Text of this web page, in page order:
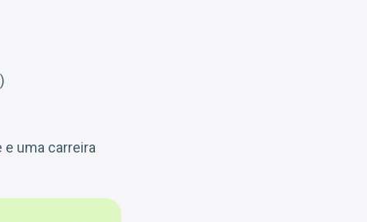
e uma carreira